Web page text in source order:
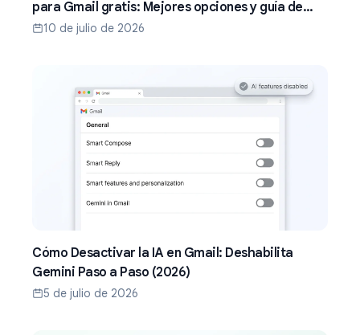
para Gmail gratis: Mejores opciones y guía de
configuración (2026)
10 de julio de 2026
Cómo Desactivar la IA en Gmail: Deshabilita
Gemini Paso a Paso (2026)
5 de julio de 2026